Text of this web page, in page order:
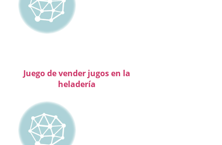
Juego de vender jugos en la
heladería